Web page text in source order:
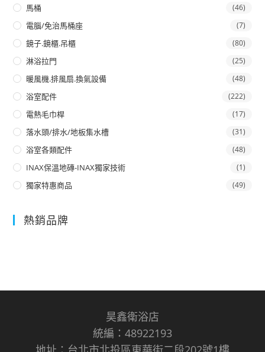
馬桶 (46)
電腦/免治馬桶座 (7)
鏡子.鏡櫃.吊櫃 (80)
淋浴拉門 (25)
暖風機.排風扇.換氣設備 (48)
浴室配件 (222)
電熱毛巾桿 (17)
落水頭/排水/地板集水槽 (31)
浴室各類配件 (48)
INAX保溫地磚-INAX獨家技術 (1)
獨家特惠商品 (49)
熱銷品牌
昊鑫衛浴店
統編：48922193